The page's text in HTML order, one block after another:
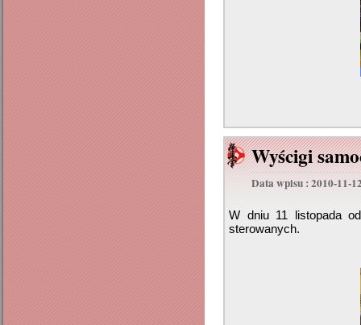
Wyścigi
Data wpisu : 2010-11-
W dniu 11 listopada
sterowanych.